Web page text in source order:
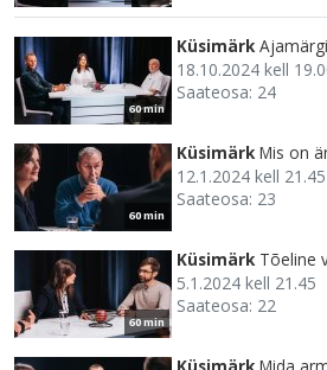
60 min
Küsimärk
18.10.2024 kell
Saateosa: 24
60 min
Küsimärk Mis on
12.1.2024 kell 21.45
Saateosa: 23
60 min
Küsimärk Tõeline
5.1.2024 kell 21.45
Saateosa: 22